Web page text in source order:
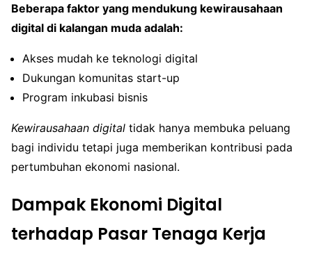
Beberapa faktor yang mendukung kewirausahaan
digital di kalangan muda adalah:
Akses mudah ke teknologi digital
Dukungan komunitas start-up
Program inkubasi bisnis
Kewirausahaan digital tidak hanya membuka peluang
bagi individu tetapi juga memberikan kontribusi pada
pertumbuhan ekonomi nasional.
Dampak Ekonomi Digital
terhadap Pasar Tenaga Kerja